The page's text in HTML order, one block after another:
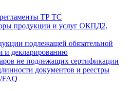
ТР ТС
продукции и услуг ОКПД2,
подлежащей обязательной
и декларированию
не подлежащих сертификации
документов и реестры
FAQ